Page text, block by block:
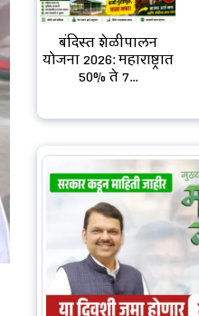
बंदिस्त शेळीपालन
योजना 2026: महाराष्ट्रात
50% ते 7...